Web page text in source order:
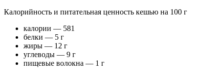
Калорийность и питательная ценность кешью на 100 г
калории — 581
белки — 5 г
жиры — 12 г
углеводы — 9 г
пищевые волокна — 1 г